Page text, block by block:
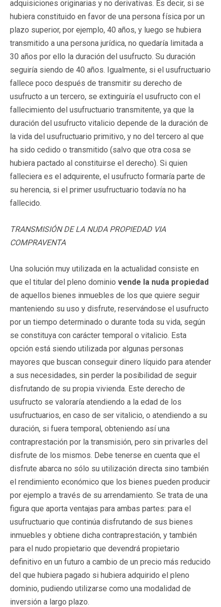
adquisiciones originarias y no derivativas. Es decir, si se
hubiera constituido en favor de una persona física por un
plazo superior, por ejemplo, 40 años, y luego se hubiera
transmitido a una persona jurídica, no quedaría limitada a
30 años por ello la duración del usufructo. Su duración
seguiría siendo de 40 años. Igualmente, si el usufructuario
fallece poco después de transmitir su derecho de
usufructo a un tercero, se extinguiría el usufructo con el
fallecimiento del usufructuario transmitente, ya que la
duración del usufructo vitalicio depende de la duración de
la vida del usufructuario primitivo, y no del tercero al que
ha sido cedido o transmitido (salvo que otra cosa se
hubiera pactado al constituirse el derecho). Si quien
falleciera es el adquirente, el usufructo formaría parte de
su herencia, si el primer usufructuario todavía no ha
fallecido.
TRANSMISIÓN DE LA NUDA PROPIEDAD VIA
COMPRAVENTA
Una solución muy utilizada en la actualidad consiste en
que el titular del pleno dominio vende la nuda propiedad
de aquellos bienes inmuebles de los que quiere seguir
manteniendo su uso y disfrute, reservándose el usufructo
por un tiempo determinado o durante toda su vida, según
se constituya con carácter temporal o vitalicio. Esta
opción está siendo utilizada por algunas personas
mayores que buscan conseguir dinero líquido para atender
a sus necesidades, sin perder la posibilidad de seguir
disfrutando de su propia vivienda. Este derecho de
usufructo se valoraría atendiendo a la edad de los
usufructuarios, en caso de ser vitalicio, o atendiendo a su
duración, si fuera temporal, obteniendo así una
contraprestación por la transmisión, pero sin privarles del
disfrute de los mismos. Debe tenerse en cuenta que el
disfrute abarca no sólo su utilización directa sino también
el rendimiento económico que los bienes pueden producir
por ejemplo a través de su arrendamiento. Se trata de una
figura que aporta ventajas para ambas partes: para el
usufructuario que continúa disfrutando de sus bienes
inmuebles y obtiene dicha contraprestación, y también
para el nudo propietario que devendrá propietario
definitivo en un futuro a cambio de un precio más reducido
del que hubiera pagado si hubiera adquirido el pleno
dominio, pudiendo utilizarse como una modalidad de
inversión a largo plazo.